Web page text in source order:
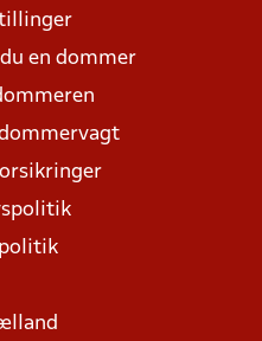
en dommer